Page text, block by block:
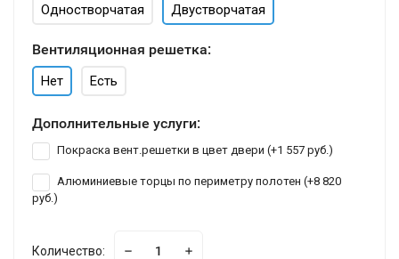
Одностворчатая Двустворчатая
Вентиляционная решетка:
Нет Есть
Дополнительные услуги:
Покраска вент.решетки в цвет двери (+1 557 руб.)
Алюминиевые торцы по периметру полотен (+8 820
руб.)
Количество: